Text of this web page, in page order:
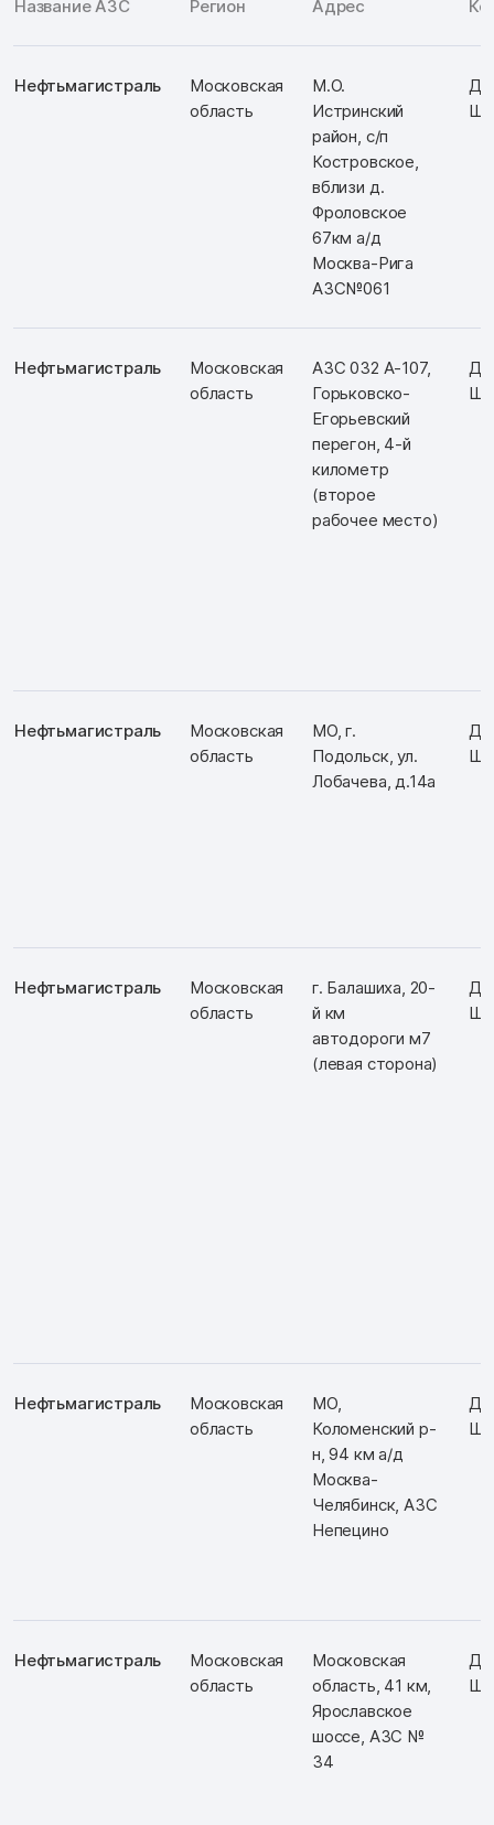
Название АЗС Регион Адрес
Нефтьмагистраль
Московская
область
М.О.
Истринский
район, с/п
Костровское,
вблизи д.
Фроловское
67км а/д
Москва-Рига
АЗС№061
Д:
Ш:
Нефтьмагистраль
Московская
область
АЗС 032 А-107,
Горьковско-
Егорьевский
перегон, 4-й
километр
(второе
рабочее место)
Д:
Ш:
Нефтьмагистраль
Московская
область
МО, г.
Подольск, ул.
Лобачева, д.14а
Д:
Ш:
Нефтьмагистраль
Московская
область
г. Балашиха, 20-
й км
автодороги м7
(левая сторона)
Д:
Ш:
Нефтьмагистраль
Московская
область
МО,
Коломенский р-
н, 94 км а/д
Москва-
Челябинск, АЗС
Непецино
Д:
Ш:
Нефтьмагистраль
Московская
область
Московская
область, 41 км,
Ярославское
шоссе, АЗС №
34
Д:
Ш: